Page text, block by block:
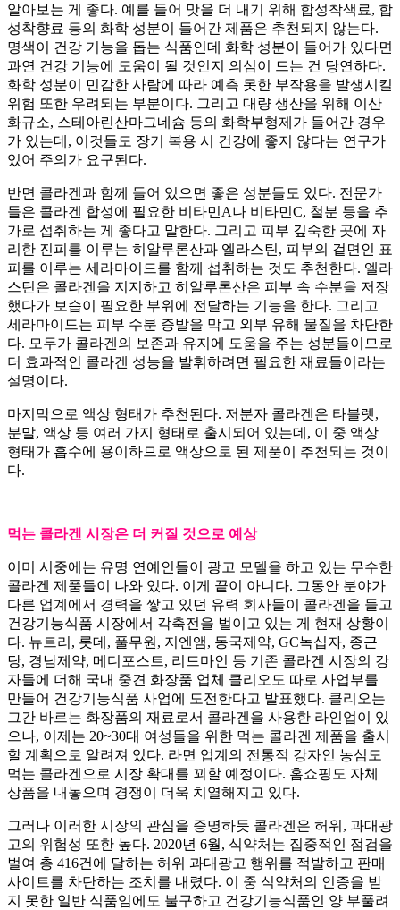
알아보는 게 좋다. 예를 들어 맛을 더 내기 위해 합성착색료, 합
성착향료 등의 화학 성분이 들어간 제품은 추천되지 않는다.
명색이 건강 기능을 돕는 식품인데 화학 성분이 들어가 있다면
과연 건강 기능에 도움이 될 것인지 의심이 드는 건 당연하다.
화학 성분이 민감한 사람에 따라 예측 못한 부작용을 발생시킬
위험 또한 우려되는 부분이다. 그리고 대량 생산을 위해 이산
화규소, 스테아린산마그네슘 등의 화학부형제가 들어간 경우
가 있는데, 이것들도 장기 복용 시 건강에 좋지 않다는 연구가
있어 주의가 요구된다.
반면 콜라겐과 함께 들어 있으면 좋은 성분들도 있다. 전문가
들은 콜라겐 합성에 필요한 비타민A나 비타민C, 철분 등을 추
가로 섭취하는 게 좋다고 말한다. 그리고 피부 깊숙한 곳에 자
리한 진피를 이루는 히알루론산과 엘라스틴, 피부의 겉면인 표
피를 이루는 세라마이드를 함께 섭취하는 것도 추천한다. 엘라
스틴은 콜라겐을 지지하고 히알루론산은 피부 속 수분을 저장
했다가 보습이 필요한 부위에 전달하는 기능을 한다. 그리고
세라마이드는 피부 수분 증발을 막고 외부 유해 물질을 차단한
다. 모두가 콜라겐의 보존과 유지에 도움을 주는 성분들이므로
더 효과적인 콜라겐 성능을 발휘하려면 필요한 재료들이라는
설명이다.
마지막으로 액상 형태가 추천된다. 저분자 콜라겐은 타블렛,
분말, 액상 등 여러 가지 형태로 출시되어 있는데, 이 중 액상
형태가 흡수에 용이하므로 액상으로 된 제품이 추천되는 것이
다.
먹는 콜라겐 시장은 더 커질 것으로 예상
이미 시중에는 유명 연예인들이 광고 모델을 하고 있는 무수한
콜라겐 제품들이 나와 있다. 이게 끝이 아니다. 그동안 분야가
다른 업계에서 경력을 쌓고 있던 유력 회사들이 콜라겐을 들고
건강기능식품 시장에서 각축전을 벌이고 있는 게 현재 상황이
다. 뉴트리, 롯데, 풀무원, 지엔앰, 동국제약, GC녹십자, 종근
당, 경남제약, 메디포스트, 리드마인 등 기존 콜라겐 시장의 강
자들에 더해 국내 중견 화장품 업체 클리오도 따로 사업부를
만들어 건강기능식품 사업에 도전한다고 발표했다. 클리오는
그간 바르는 화장품의 재료로서 콜라겐을 사용한 라인업이 있
으나, 이제는 20~30대 여성들을 위한 먹는 콜라겐 제품을 출시
할 계획으로 알려져 있다. 라면 업계의 전통적 강자인 농심도
먹는 콜라겐으로 시장 확대를 꾀할 예정이다. 홈쇼핑도 자체
상품을 내놓으며 경쟁이 더욱 치열해지고 있다.
그러나 이러한 시장의 관심을 증명하듯 콜라겐은 허위, 과대광
고의 위험성 또한 높다. 2020년 6월, 식약처는 집중적인 점검을
벌여 총 416건에 달하는 허위 과대광고 행위를 적발하고 판매
사이트를 차단하는 조치를 내렸다. 이 중 식약처의 인증을 받
지 못한 일반 식품임에도 불구하고 건강기능식품인 양 부풀려